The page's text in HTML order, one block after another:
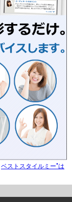
ベストスタイルミー"は